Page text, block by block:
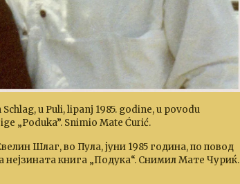
u Puli, lipanj 1985. godine, u povodu
„Poduka”. Snimio Mate Ćurić.
Шлаг, во Пула, јуни 1985 година, по повод
нејзината книга „Подука“. Снимил Мате Чуриќ.